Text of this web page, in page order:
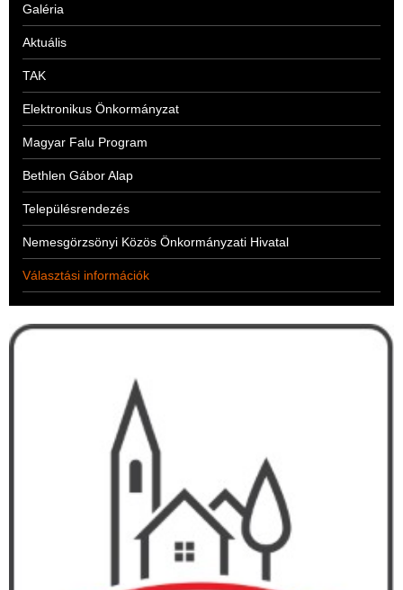
Galéria
Aktuális
TAK
Elektronikus Önkormányzat
Magyar Falu Program
Bethlen Gábor Alap
Településrendezés
Nemesgörzsönyi Közös Önkormányzati Hivatal
Választási információk